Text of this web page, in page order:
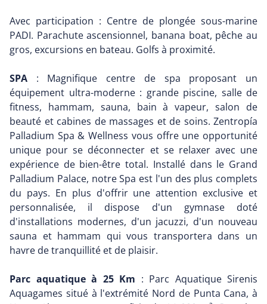
Avec participation : Centre de plongée sous-marine
PADI. Parachute ascensionnel, banana boat, pêche au
gros, excursions en bateau. Golfs à proximité.
SPA : Magnifique centre de spa proposant un
équipement ultra-moderne : grande piscine, salle de
fitness, hammam, sauna, bain à vapeur, salon de
beauté et cabines de massages et de soins. Zentropía
Palladium Spa & Wellness vous offre une opportunité
unique pour se déconnecter et se relaxer avec une
expérience de bien-être total. Installé dans le Grand
Palladium Palace, notre Spa est l'un des plus complets
du pays. En plus d'offrir une attention exclusive et
personnalisée, il dispose d'un gymnase doté
d'installations modernes, d'un jacuzzi, d'un nouveau
sauna et hammam qui vous transportera dans un
havre de tranquillité et de plaisir.
Parc aquatique à 25 Km : Parc Aquatique Sirenis
Aquagames situé à l'extrémité Nord de Punta Cana, à